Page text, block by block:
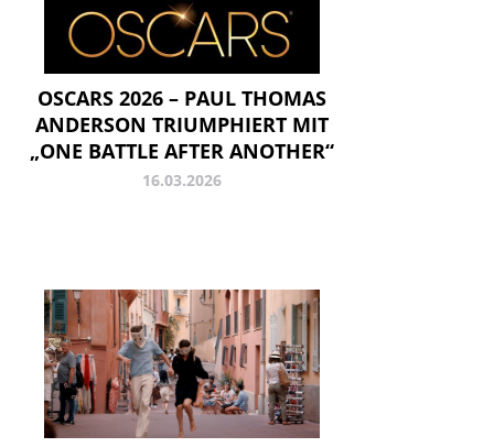
OSCARS 2026 – PAUL THOMAS
ANDERSON TRIUMPHIERT MIT
„ONE BATTLE AFTER ANOTHER“
16.03.2026